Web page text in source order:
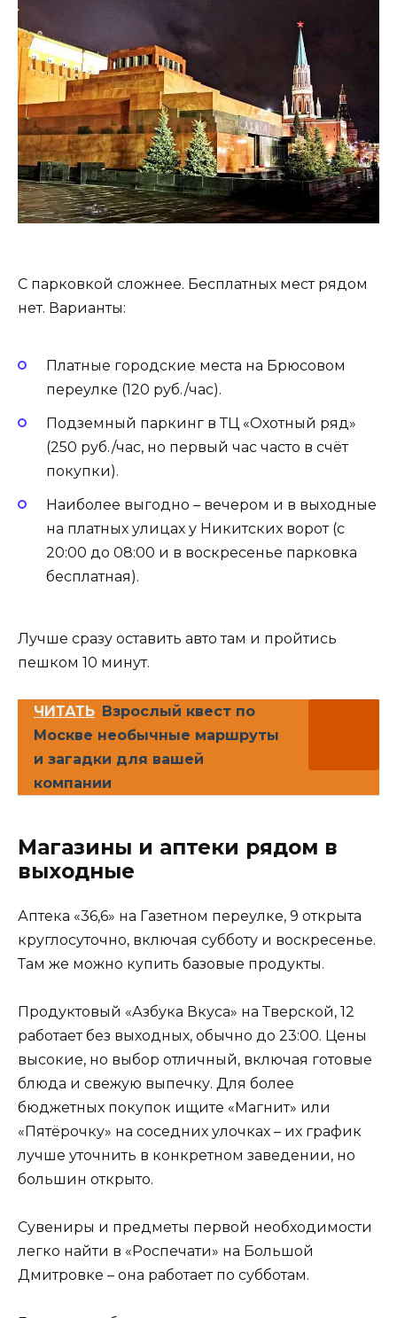
С парковкой сложнее. Бесплатных мест рядом
нет. Варианты:
Платные городские места на Брюсовом
переулке (120 руб./час).
Подземный паркинг в ТЦ «Охотный ряд»
(250 руб./час, но первый час часто в счёт
покупки).
Наиболее выгодно – вечером и в выходные
на платных улицах у Никитских ворот (с
20:00 до 08:00 и в воскресенье парковка
бесплатная).
Лучше сразу оставить авто там и пройтись
пешком 10 минут.
ЧИТАТЬ Взрослый квест по
Москве необычные маршруты
и загадки для вашей
компании
Магазины и аптеки рядом в
выходные
Аптека «36,6» на Газетном переулке, 9 открыта
круглосуточно, включая субботу и воскресенье.
Там же можно купить базовые продукты.
Продуктовый «Азбука Вкуса» на Тверской, 12
работает без выходных, обычно до 23:00. Цены
высокие, но выбор отличный, включая готовые
блюда и свежую выпечку. Для более
бюджетных покупок ищите «Магнит» или
«Пятёрочку» на соседних улочках – их график
лучше уточнить в конкретном заведении, но
большин открыто.
Сувениры и предметы первой необходимости
легко найти в «Роспечати» на Большой
Дмитровке – она работает по субботам.